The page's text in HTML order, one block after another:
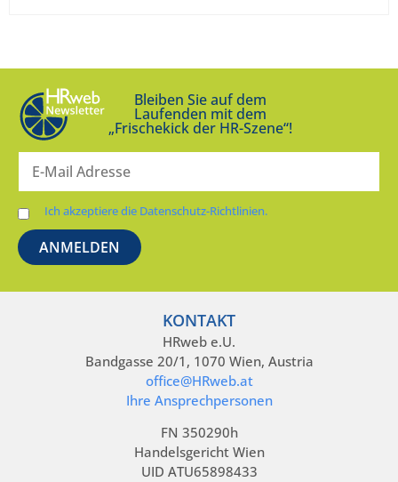
Bleiben Sie auf dem
Laufenden mit dem
„Frischekick der HR-Szene“!
Ich akzeptiere die Datenschutz-Richtlinien.
KONTAKT
HRweb e.U.
Bandgasse 20/1, 1070 Wien, Austria
office@HRweb.at
Ihre Ansprechpersonen
FN 350290h
Handelsgericht Wien
UID ATU65898433